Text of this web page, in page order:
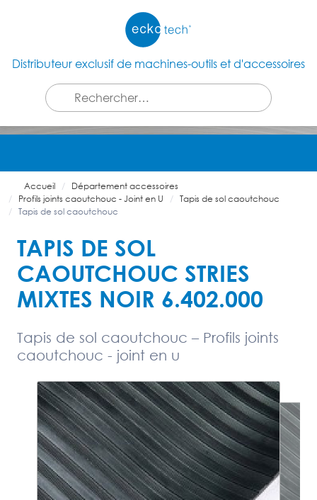
Distributeur exclusif de machines-outils et d'accessoires
Accueil
Département accessoires
Profils joints caoutchouc - Joint en U
Tapis de sol caoutchouc
Tapis de sol caoutchouc
TAPIS DE SOL
CAOUTCHOUC STRIES
MIXTES NOIR 6.402.000
Tapis de sol caoutchouc – Profils joints
caoutchouc - joint en u